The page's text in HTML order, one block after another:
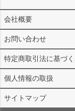
会社概要
お問い合わせ
特定商取引法に基づ
個人情報の取扱
サイトマップ